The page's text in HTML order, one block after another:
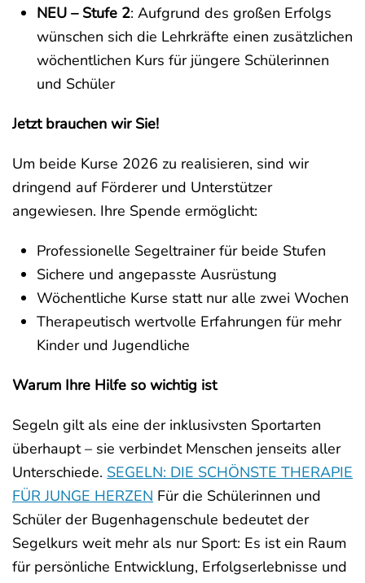
NEU – Stufe 2: Aufgrund des großen Erfolgs
wünschen sich die Lehrkräfte einen zusätzlichen
wöchentlichen Kurs für jüngere Schülerinnen
und Schüler
Jetzt brauchen wir Sie!
Um beide Kurse 2026 zu realisieren, sind wir
dringend auf Förderer und Unterstützer
angewiesen. Ihre Spende ermöglicht:
Professionelle Segeltrainer für beide Stufen
Sichere und angepasste Ausrüstung
Wöchentliche Kurse statt nur alle zwei Wochen
Therapeutisch wertvolle Erfahrungen für mehr
Kinder und Jugendliche
Warum Ihre Hilfe so wichtig ist
Segeln gilt als eine der inklusivsten Sportarten
überhaupt – sie verbindet Menschen jenseits aller
Unterschiede. SEGELN: DIE SCHÖNSTE THERAPIE
FÜR JUNGE HERZEN Für die Schülerinnen und
Schüler der Bugenhagenschule bedeutet der
Segelkurs weit mehr als nur Sport: Es ist ein Raum
für persönliche Entwicklung, Erfolgserlebnisse und